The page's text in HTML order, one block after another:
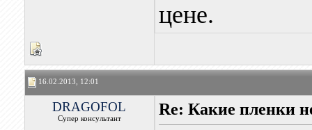
цене.
16.02.2013, 12:01
DRAGOFOL
Супер консультант
Re: Какие пленки